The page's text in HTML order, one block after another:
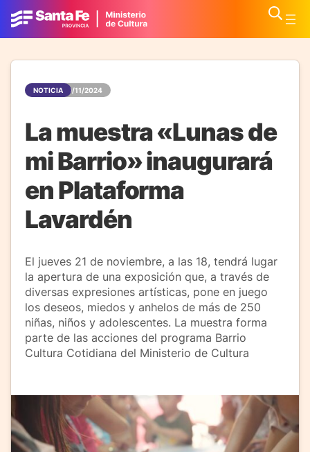
NOTICIA 20/11/2024
La muestra «Lunas de
mi Barrio» inaugurará
en Plataforma
Lavardén
El jueves 21 de noviembre, a las 18, tendrá lugar
la apertura de una exposición que, a través de
diversas expresiones artísticas, pone en juego
los deseos, miedos y anhelos de más de 250
niñas, niños y adolescentes. La muestra forma
parte de las acciones del programa Barrio
Cultura Cotidiana del Ministerio de Cultura